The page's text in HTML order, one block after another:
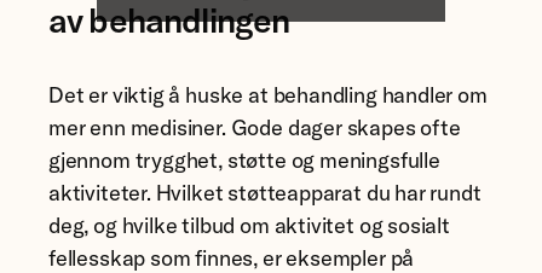
av behandlingen
Det er viktig å huske at behandling handler om
mer enn medisiner. Gode dager skapes ofte
gjennom trygghet, støtte og meningsfulle
aktiviteter. Hvilket støtteapparat du har rundt
deg, og hvilke tilbud om aktivitet og sosialt
fellesskap som finnes, er eksempler på